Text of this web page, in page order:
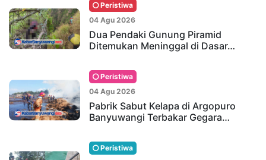
Peristiwa
04 Agu 2026
Dua Pendaki Gunung Piramid
Ditemukan Meninggal di Dasar…
Peristiwa
04 Agu 2026
Pabrik Sabut Kelapa di Argopuro
Banyuwangi Terbakar Gegara…
Peristiwa